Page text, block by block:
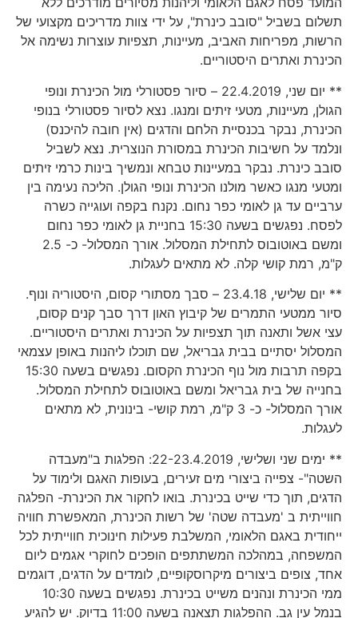
תשלום בשביל "סובב כינרת", על ידי צוות מדריכים מקצועי של
הרשות, מפריחות האביב, מעיינות, תצפיות עוצרות נשימה אל
הכינרת ואתרים היסטוריים.
** יום שני, 22.4.2019 – סיור פסטורלי מול הכינרת ונופי
הגולן, מעיינות, מטעי זיתים ומנגו. נצא לסיור פסטורלי בנופי
הכינרת, נבקר בכנסיית הלחם והדגים (אין חובה להיכנס)
ונלמד על חשיבות הכינרת במסורת הנוצרית. נצא לשביל
סובב כינרת. נבקר במעיינות טבחא ונמשיך בינות כרמי זיתים
ומטעי מנגו כאשר מולנו הכינרת ונופי הגולן. הליכה נעימה בין
ערביים עד גן לאומי כפר נחום. נקנח בקפה ועוגייה כשרה
לפסח. נפגשים בשעה 15:30 בחניית גן לאומי כפר נחום
ומשם באוטובוס לתחילת המסלול. אורך המסלול- כ- 2.5
ק"מ, רמת קושי קלה. לא מתאים לעגלות.
** יום שלישי, 23.4.18 – סבך מסתורי קסום, היסטוריה ונוף.
סיור ממטעי התמרים של קיבוץ האון דרך סבך קנים קסום,
עצי אשל ותאנה תוך תצפיות על הכינרת ואתרים היסטוריים.
המסלול יסתיים בבית גבריאל, שם תוכלו ליהנות באופן עצמאי
בקפה תרבות מול נוף הכינרת הקסום. נפגשים בשעה 15:30
בחנייה של בית גבריאל ומשם באוטובוס לתחילת המסלול.
אורך המסלול- כ- 3 ק"מ, רמת קושי- בינונית, לא מתאים
לעגלות.
** ימים שני ושלישי, 22-23.4.2019: הפלגות ב"מעבדה
השטה"- צפייה ביצורי מים זעירים, בעופות האגם ולימוד על
הדגים, תוך כדי שייט בכינרת. בואו לחקור את הכינרת- הפלגה
חווייתית ב 'מעבדה שטה' של רשות הכינרת, המאפשרת חוויה
ייחודית באגם הלאומי, המשלבת פעילות חינוכית חווייתית לכל
המשפחה, במהלכה המשתתפים הופכים לחוקרי אגמים ליום
אחד, צופים ביצורים מיקרוסקופיים, לומדים על הדגים, דוגמים
ממי הכינרת ונהנים משייט בכינרת. נפגשים בשעה 10:30
בנמל עין גב. ההפלגות תצאנה בשעה 11:00 בדיוק. יש להגיע